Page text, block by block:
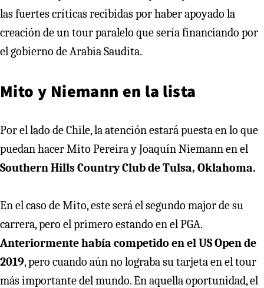
las fuertes críticas recibidas por haber apoyado la
creación de un tour paralelo que sería financiando por
el gobierno de Arabia Saudita.
Mito y Niemann en la lista
Por el lado de Chile, la atención estará puesta en lo que
puedan hacer Mito Pereira y Joaquín Niemann en el
Southern Hills Country Club de Tulsa, Oklahoma.
En el caso de Mito, este será el segundo major de su
carrera, pero el primero estando en el PGA.
Anteriormente había competido en el US Open de
2019, pero cuando aún no lograba su tarjeta en el tour
más importante del mundo. En aquella oportunidad, el